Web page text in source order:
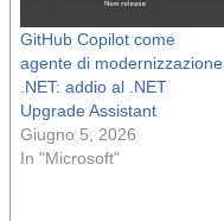
GitHub Copilot come
agente di modernizzazione
.NET: addio al .NET
Upgrade Assistant
Giugno 5, 2026
In "Microsoft"